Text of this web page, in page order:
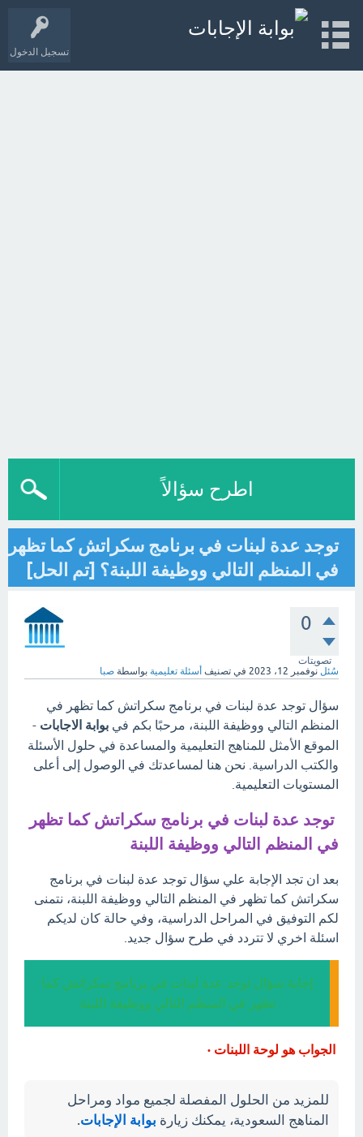
تسجيل الدخول
اطرح سؤالاً
توجد عدة لبنات في برنامج سكراتش كما تظهر
في المنظم التالي ووظيفة اللبنة؟ [تم الحل]
0
تصويتات
سُئل نوفمبر 12، 2023 في تصنيف أسئلة تعليمية بواسطة صبا
سؤال توجد عدة لبنات في برنامج سكراتش كما تظهر في
المنظم التالي ووظيفة اللبنة، مرحبًا بكم في بوابة الاجابات -
الموقع الأمثل للمناهج التعليمية والمساعدة في حلول الأسئلة
والكتب الدراسية. نحن هنا لمساعدتك في الوصول إلى أعلى
المستويات التعليمية.
توجد عدة لبنات في برنامج سكراتش كما تظهر
في المنظم التالي ووظيفة اللبنة
بعد ان تجد الإجابة علي سؤال توجد عدة لبنات في برنامج
سكراتش كما تظهر في المنظم التالي ووظيفة اللبنة، نتمنى
لكم التوفيق في المراحل الدراسية، وفي حالة كان لديكم
اسئلة اخري لا تتردد في طرح سؤال جديد.
إجابة سؤال توجد عدة لبنات في برنامج سكراتش كما
تظهر في المنظم التالي ووظيفة اللبنة
الجواب هو لوحة اللبنات ·
للمزيد من الحلول المفصلة لجميع مواد ومراحل
المناهج السعودية، يمكنك زيارة بوابة الإجابات.